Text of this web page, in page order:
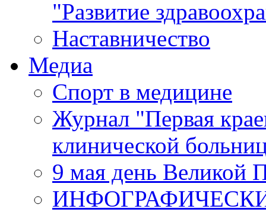
"Развитие
Наставничество
Медиа
Спорт в медицине
Журнал "Первая
клинической
9 мая день Великой